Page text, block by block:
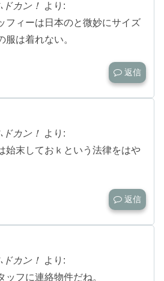
カン！ より:
フィーは日本のと微妙にサイズ
服は着れない。
返信
カン！ より:
始末しておｋという法律をはや
返信
カン！ より:
フに連絡物件だね。